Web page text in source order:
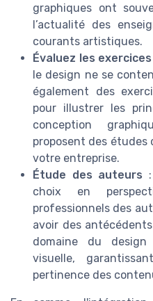
graphiques ont
l’actualité des
courants artistiques.
Évaluez les
le design ne se
également des
pour illustrer les
conception
proposent des études
votre entreprise.
Étude des auteurs
choix en
professionnels des
avoir des
domaine du
visuelle,
pertinence des